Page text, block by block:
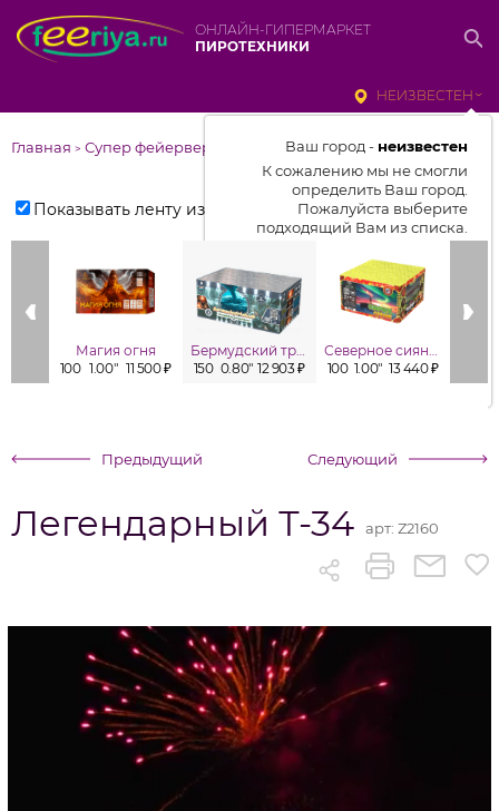
ОНЛАЙН-ГИПЕРМАРКЕТ
ПИРОТЕХНИКИ
НЕИЗВЕСТЕН
Ваш город - неизвестен
К сожалению мы не смогли
определить Ваш город.
Пожалуйста выберите
подходящий Вам из списка.
Выбрать город
От выбранного города зависит
отображаемый ассортимент,
цены, наличие и условия
доставки
Главная > Супер фейерверки
Показывать ленту изделий
Магия огня
100 1.00" 11 500 ₽
Бермудский треугольник
150 0.80" 12 903 ₽
Северное сияние
100 1.00" 13 440 ₽
Предыдущий Следующий
Легендарный Т-34 арт: Z2160